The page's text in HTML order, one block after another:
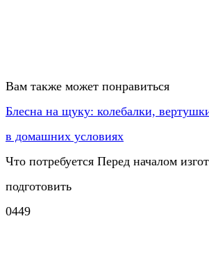
Вам также может понравиться
Блесна на щуку: колебалки,
в домашних условиях
Что потребуется Перед началом
подготовить
0449